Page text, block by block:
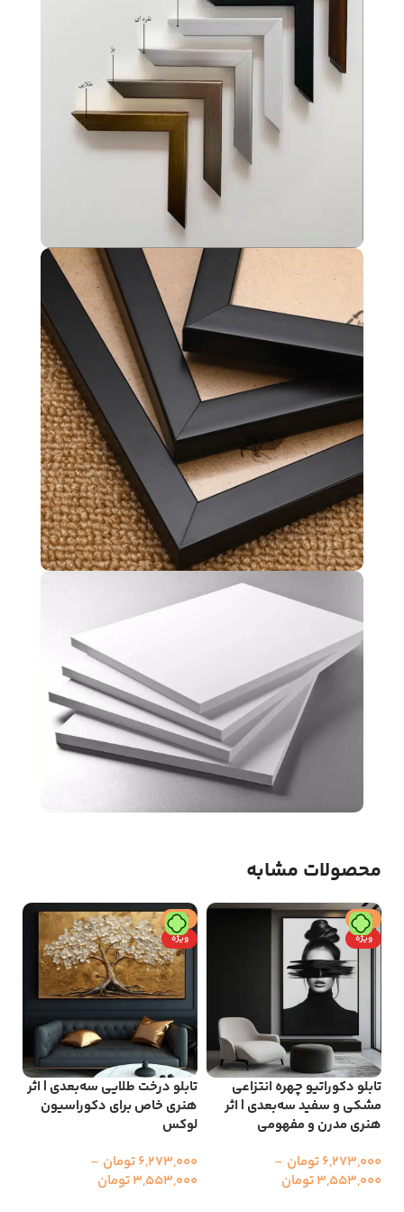
محصولات مشابه
حراج
ویژه
تابلو دکوراتیو چهره انتزاعی
مشکی و سفید سه‌بعدی | اثر
هنری مدرن و مفهومی
6,273,000تومان –
3,553,000تومان
حراج
ویژه
تابلو درخت طلایی سه‌بعدی | اثر
هنری خاص برای دکوراسیون
لوکس
6,273,000تومان –
3,553,000تومان